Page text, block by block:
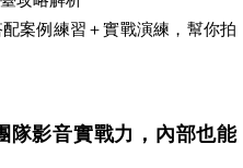
案例練習＋實戰演練，幫你拍
隊影音實戰力，內部也能